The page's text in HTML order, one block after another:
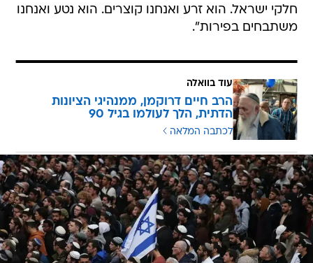
חלקי ישראל. הוא זרע ואנחנו קוצרים. הוא נטע ואנחנו
משתבחים בפירות".
עוד בוואלה
הרב חיים דרוקמן, ממנהיגי הציונות
הדתית, הלך לעולמו בגיל 90
לכתבה המלאה